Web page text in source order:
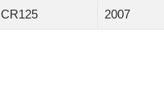
CR125 2007